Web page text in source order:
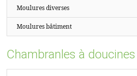
Moulures diverses
Moulures bâtiment
Chambranles à doucines